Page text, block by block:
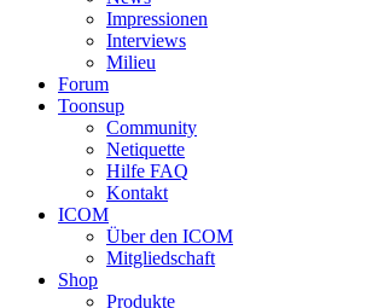
Impressionen
Interviews
Milieu
Forum
Toonsup
Community
Netiquette
Hilfe FAQ
Kontakt
ICOM
Über den ICOM
Mitgliedschaft
Shop
Produkte